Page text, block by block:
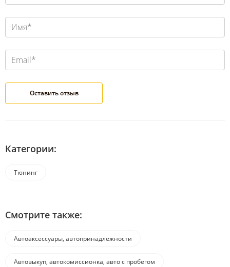
Категории:
Тюнинг
Смотрите также:
Автоаксессуары, автопринадлежности
Автовыкуп, автокомиссионка, авто с пробегом